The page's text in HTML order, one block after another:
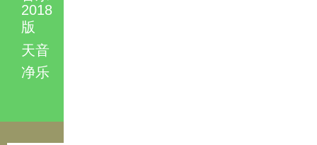
2018
版
天音
净乐